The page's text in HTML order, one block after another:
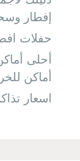
إفطار
حفلات
أماكن
اسعار